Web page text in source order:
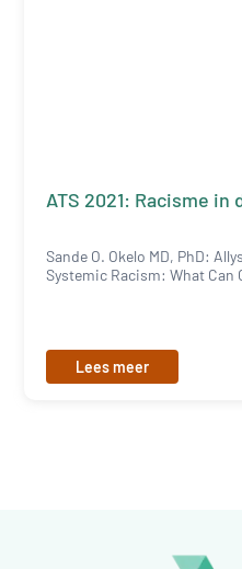
ATS 2021: Racisme in
Sande O. Okelo MD, PhD:
Systemic Racism: What Can
Lees meer